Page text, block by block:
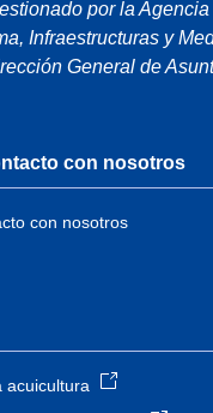
por la
Infraestructuras y
General de
con nosotros
con nosotros
acuicultura